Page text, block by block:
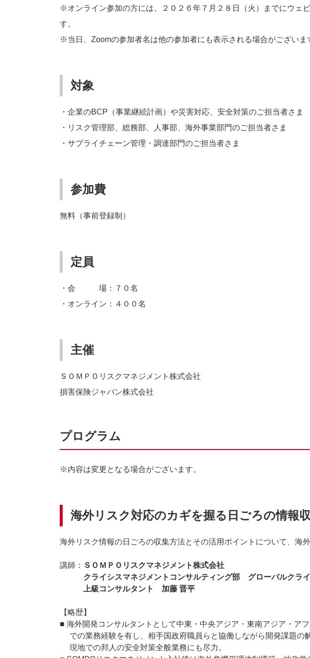
※オンライン参加の方には、２０２６年７月２８日（火）までにウェ
す。
※当日、Zoomの参加者名は他の参加者にも表示される場合がございま
対象
・企業のBCP（事業継続計画）や災害対応、安全対策のご担当者さま
・リスク管理部、総務部、人事部、海外事業部門のご担当者さま
・サプライチェーン管理・調達部門のご担当者さま
参加費
無料（事前登録制）
定員
・会 場：７０名
・オンライン：４００名
主催
ＳＯＭＰＯリスクマネジメント株式会社
損害保険ジャパン株式会社
プログラム
※内容は変更となる場合がございます。
海外リスク対応のカギを握る日ごろの情報
海外リスク情報の日ごろの収集方法とその活用ポイントについて、海
講師： ＳＯＭＰＯリスクマネジメント株式会社
クライシスマネジメントコンサルティング部 グローバルクライ
上級コンサルタント 加藤 晋平
【略歴】
■ 海外開発コンサルタントとして中東・中央アジア・東南アジア・ア
での業務経験を有し、相手国政府職員らと協働しながら開発課題の
現地での邦人の安全対策全般業務にも尽力。